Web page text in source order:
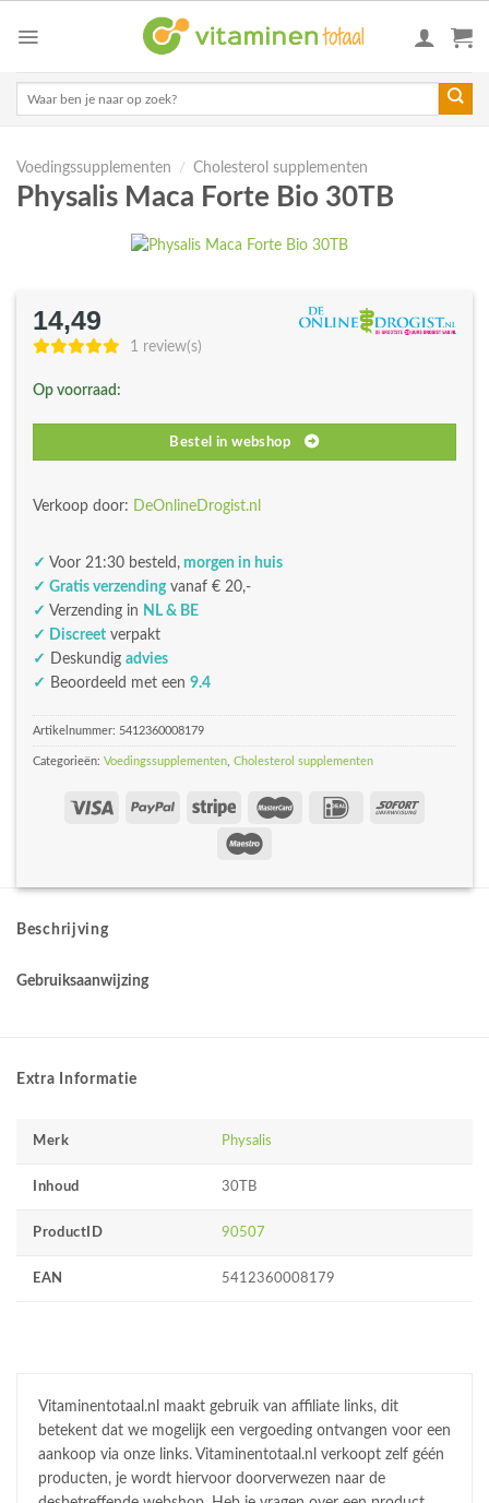
Voedingssupplementen / Cholesterol supplementen
Physalis Maca Forte Bio 30TB
14,49
1 review(s)
Op voorraad:
Bestel in webshop
Verkoop door: DeOnlineDrogist.nl
✓ Voor 21:30 besteld, morgen in huis
✓ Gratis verzendingvanaf € 20,-
✓ Verzending in NL & BE
✓ Discreet verpakt
✓ Deskundig advies
✓ Beoordeeld met een 9.4
Artikelnummer: 5412360008179
Categorieën: Voedingssupplementen, Cholesterol supplementen
Beschrijving
Gebruiksaanwijzing
Extra Informatie
Merk Physalis
Inhoud 30TB
ProductID 90507
EAN 5412360008179
Vitaminentotaal.nl maakt gebruik van affiliate links, dit
betekent dat we mogelijk een vergoeding ontvangen voor een
aankoop via onze links. Vitaminentotaal.nl verkoopt zelf géén
producten, je wordt hiervoor doorverwezen naar de